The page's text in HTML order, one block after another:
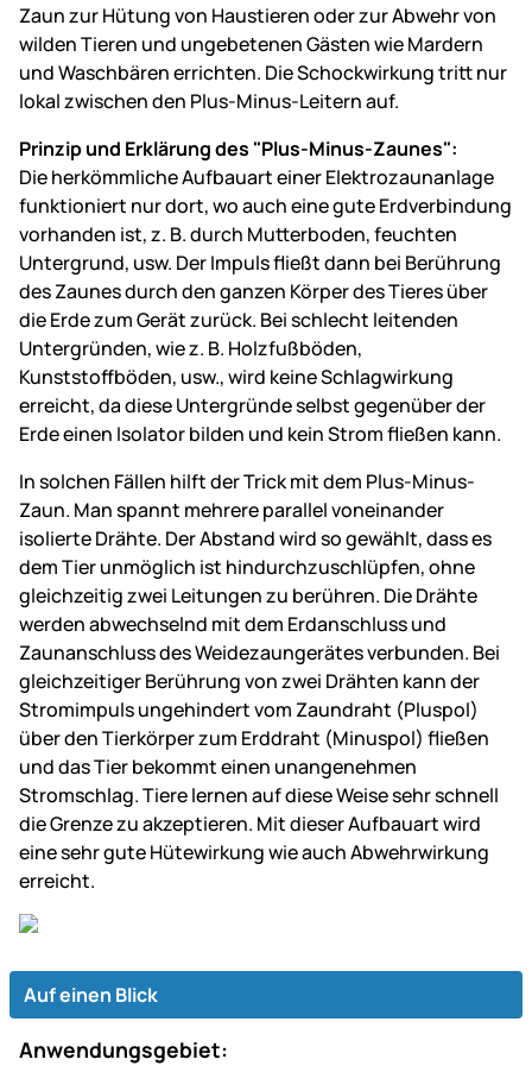
Zaun zur Hütung von Haustieren oder zur Abwehr von
wilden Tieren und ungebetenen Gästen wie Mardern
und Waschbären errichten. Die Schockwirkung tritt nur
lokal zwischen den Plus-Minus-Leitern auf.
Prinzip und Erklärung des "Plus-Minus-Zaunes":
Die herkömmliche Aufbauart einer Elektrozaunanlage
funktioniert nur dort, wo auch eine gute Erdverbindung
vorhanden ist, z. B. durch Mutterboden, feuchten
Untergrund, usw. Der Impuls fließt dann bei Berührung
des Zaunes durch den ganzen Körper des Tieres über
die Erde zum Gerät zurück. Bei schlecht leitenden
Untergründen, wie z. B. Holzfußböden,
Kunststoffböden, usw., wird keine Schlagwirkung
erreicht, da diese Untergründe selbst gegenüber der
Erde einen Isolator bilden und kein Strom fließen kann.
In solchen Fällen hilft der Trick mit dem Plus-Minus-
Zaun. Man spannt mehrere parallel voneinander
isolierte Drähte. Der Abstand wird so gewählt, dass es
dem Tier unmöglich ist hindurchzuschlüpfen, ohne
gleichzeitig zwei Leitungen zu berühren. Die Drähte
werden abwechselnd mit dem Erdanschluss und
Zaunanschluss des Weidezaungerätes verbunden. Bei
gleichzeitiger Berührung von zwei Drähten kann der
Stromimpuls ungehindert vom Zaundraht (Pluspol)
über den Tierkörper zum Erddraht (Minuspol) fließen
und das Tier bekommt einen unangenehmen
Stromschlag. Tiere lernen auf diese Weise sehr schnell
die Grenze zu akzeptieren. Mit dieser Aufbauart wird
eine sehr gute Hütewirkung wie auch Abwehrwirkung
erreicht.
Auf einen Blick
Anwendungsgebiet: